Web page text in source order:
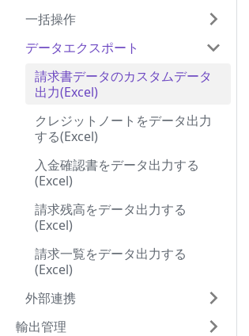
一括操作
データエクスポート
請求書データのカスタムデータ
出力(Excel)
クレジットノートをデータ出力
する(Excel)
入金確認書をデータ出力する
(Excel)
請求残高をデータ出力する
(Excel)
請求一覧をデータ出力する
(Excel)
外部連携
輸出管理